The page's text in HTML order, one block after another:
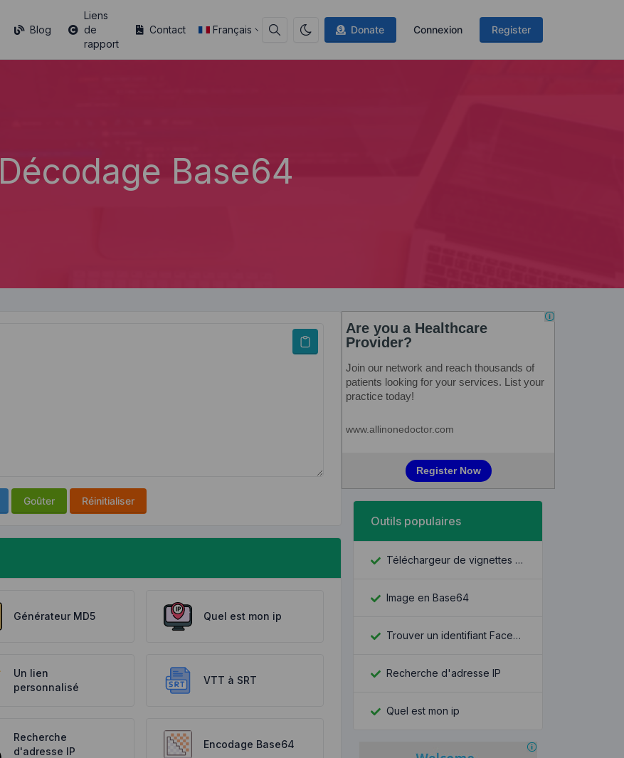
Donate Connexion Register
Blog
Liens
de
rapport
Contact Français
Décodage Base64
Goûter Réinitialiser
Générateur MD5 Quel est mon ip
Un lien
personnalisé
VTT à SRT
Recherche
d'adresse IP
Encodage Base64
Outils populaires
Téléchargeur de vignettes YouTube
Image en Base64
Trouver un identifiant Facebook
Recherche d'adresse IP
Quel est mon ip